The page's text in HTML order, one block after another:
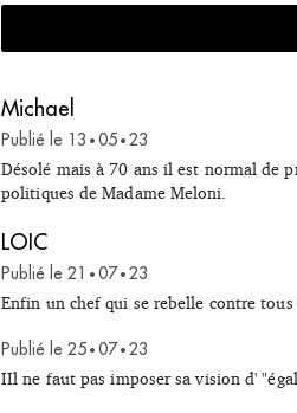
Michael
Publié le 13 • 05 • 23
Désolé mais à 70 ans il est normal de
politiques de Madame Meloni.
LOIC
Publié le 21 • 07 • 23
Enfin un chef qui se rebelle contre tous
Publié le 25 • 07 • 23
IIl ne faut pas imposer sa vision d'